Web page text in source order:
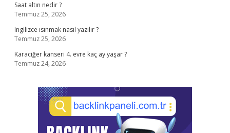
Saat altın nedir ?
Temmuz 25, 2026
Ingilizce ısınmak nasıl yazılır ?
Temmuz 25, 2026
Karaciğer kanseri 4. evre kaç ay yaşar ?
Temmuz 24, 2026